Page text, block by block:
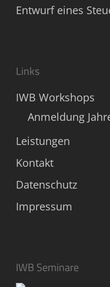
Entwurf eines
Links
IWB Workshops
Anmeldung
Leistungen
Kontakt
Datenschutz
Impressum
IWB Seminare